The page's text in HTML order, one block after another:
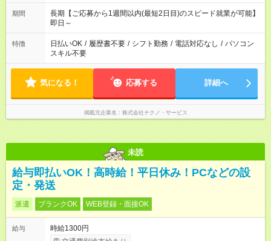
期間
長期【ご応募から1週間以内(最短2日目)のスピード就業が可能】
即日～
特徴 日払いOK / 履歴書不要 / シフト勤務 / 電話対応なし / パソコン
スキル不要
気になる！ 応募する 詳細へ
掲載元企業名 株式会社テクノ・サービス
未読
給与即払いOK！高時給！平日休み！PCなどの設
定・発送
派遣 ブランクOK WEB登録・面接OK
給与
時給1300円